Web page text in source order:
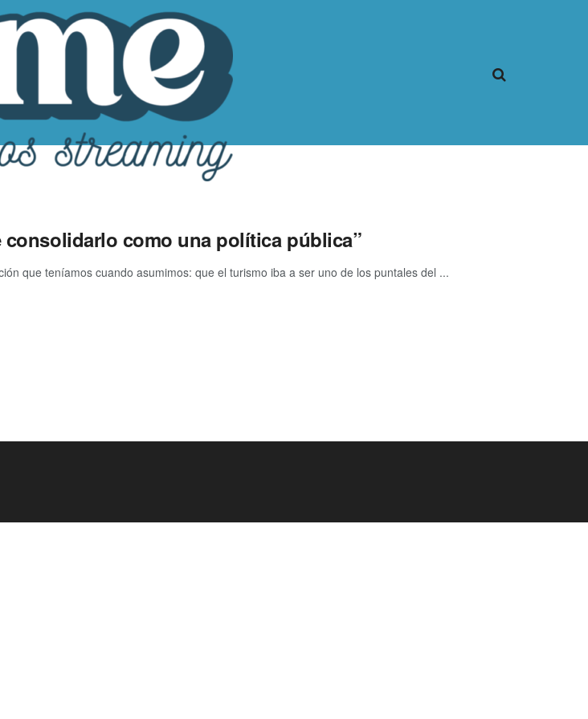
consolidarlo como una política pública”
que teníamos cuando asumimos: que el turismo iba a ser uno de los puntales del ...